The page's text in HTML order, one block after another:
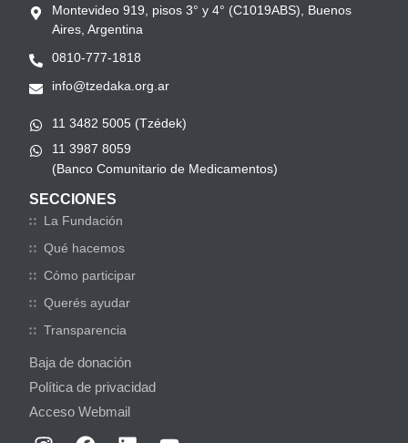
Montevideo 919, pisos 3° y 4° (C1019ABS), Buenos
Aires, Argentina
0810-777-1818
info@tzedaka.org.ar
11 3482 5005 (Tzédek)
11 3987 8059
(Banco Comunitario de Medicamentos)
SECCIONES
La Fundación
Qué hacemos
Cómo participar
Querés ayudar
Transparencia
Baja de donación
Política de privacidad
Acceso Webmail